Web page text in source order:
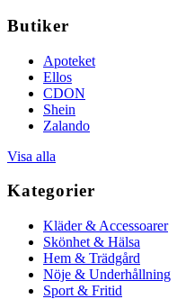
Butiker
Apoteket
Ellos
CDON
Shein
Zalando
Visa alla
Kategorier
Kläder & Accessoarer
Skönhet & Hälsa
Hem & Trädgård
Nöje & Underhållning
Sport & Fritid